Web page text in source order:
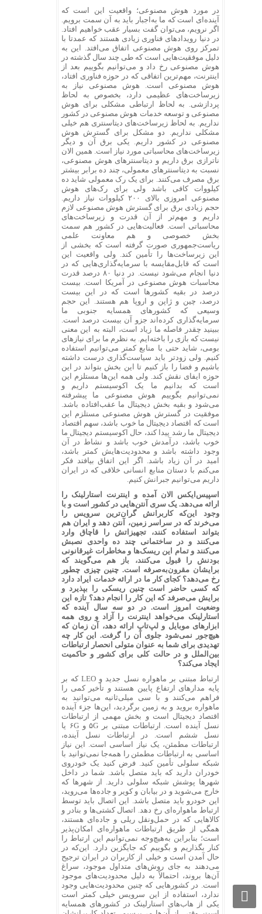
در مورد هوش مصنوعی؛ واقعیت این است که
آینده‌ای است که ما به‌اجبار باید به آن سمت برویم.
اگر نرویم، می‌توان گفت بسیار عقب خواهیم افتاد.
در دنیا رویدادهای فناوری زیادی هستند که عمدتا با
تمرکز روی هوش مصنوعی اتفاق می‌افتد. این به
دلیل موفقیت‌هایی است که طی چند سال گذشته در
هوش مصنوعی رخ داد و می‌توانیم بگوییم بعد از
اینترنت، مهم‌ترین اتفاقی که در حوزه فناوری افتاد،
هوش مصنوعی است. هوش مصنوعی نیاز به
زیرساخت‌های عظیمی دارد، بخصوص به لحاظ
پردازشی. به لحاظ ارتباطی مشکلی برای هوش
مصنوعی و توسعه خدمات هوش مصنوعی در کشور
نداریم. به لحاظ زیرساخت‌های دیتاسنتری هم خیلی
مشکلی نداریم. دو مشکل برای گسترش هوش
مصنوعی در کشور داریم. یکی برق آن و دیگر
زیرساخت‌های محاسباتی مورد نیاز است. همین الان
ناترازی برق داریم و دیتاسنترهای هوش مصنوعی،
نسبت به دیتاسنترهای معمولی، چند ده برابر بیشتر
برق مصرف می‌کنند. برای یک رک معمولی شاید ده
کیلووات کافی باشد ولی برای رک‌های هوش
مصنوعی امروزی بالای ۲۰۰ کیلووات نیاز داریم.
حجم زیادی برق برای گسترش هوش مصنوعی لازم
داریم و مهم‌تر از آن قدرت و زیرساخت‌های
محاسباتی است. فعالیت‌هایی در کشور هم سمت
بخش خصوصی و هم معاونت علمی
ریاست‌جمهوری صورت گرفته است که بخشی از
این زیرساخت‌ها را تأمین کند. ولی واقعیت این
است که قابل‌مقایسه با سرمایه‌گذاری‌هایی که در
دنیا انجام می‌شود نیست. در دنیا ۸۰ درصد قدرت
محاسبات هوش مصنوعی در آمریکا است. بیست
درصد در بقیه کشورها است که در این بیست
درصد، چین و ژاپن و اروپا هم هستند. این حجم
وسیعی که کشورهای همسایه جنوبی ما
سرمایه‌گذاری کرده‌اند جزو آن بیست درصد است.
ببینید چقدر فاصله ما زیاد است، البته به این معنی
نیست که بازی را باخته‌ایم. به نظرم ما برای نیازهای
بومی، شاید حتی با منابع کمتر می‌توانیم استفاده
کنیم. ولی زودتر باید سیاست‌گذاری درست داشته
باشیم و فضا را باز کنیم تا این بخش بتواند در این
حوزه ایفای نقش کند. ولی همه این‌ها مستلزم این
است که بدانیم ما یک اکوسیستم داریم و
نمی‌توانیم بگوییم هوش مصنوعی ما پیشرفته
می‌شود و بقیه بخش دیجیتال ما عقب‌افتاده باشد.
موفقیت در گسترش هوش مصنوعی مستلزم این
است که اقتصاد دیجیتال ما خوب باشد، سهم اقتصاد
دیجیتال ما رشد پیدا کند، حال اکوسیستم دیجیتال ما
خوب باشد، درآمدش خوب باشد و نشاط در آن
وجود داشته باشد و محدودیت‌هایش کمتر باشد،
امید در آن زیاد باشد. اگر این اتفاق بیافتد فکر
می‌کنم با دستان منابع انسانی خلاقی که در ایران
داریم می‌توانیم جبرانش کنیم.
اسپیس‌ایکس الان آمده و اینترنت استارلینک را
ارائه می‌دهد. یک سری آنتن‌هایی در کشور است و با
وجود این‌که کاربرانش گران‌ترین سرویس را
می‌خرند که در سراسر زمین، آنتن دهد و ایران هم
بتواند استفاده کنند، تجهیزاتش را قاچاق وارد
می‌کنند و در ساختمانی چند ده واحدی نصبش
می‌کنند و تمام این ریسک‌ها و مخاطرات غیرقانونی
بودنش را قبول می‌کنند، باز هم می‌گویند که
برایشان مقرون‌به‌صرفه است. چنین چیزی چطور
رخ می‌دهد؟ کجای کار ما در ارائه خدمات ایراد دارد
که کسی حاضر است چنین ریسکی را بپذیرد و
برایش می‌صرفد که این کار را انجام دهد؟ تازه این
وضعیت امروز است. در دو سه سال آینده که
استارلینک می‌خواهد اینترنت را آزاد و روی همه
ابزارهای موبایل و لپ‌تاپ ارائه دهد، آن زمان که
هیچ‌جور نمی‌شود جلوی آن را گرفت. این کار چه
تهدیدی برای شما به عنوان متولی انحصار ارتباطات
بین‌الملل و در حالت کلی برای کشور و حاکمیت
ایجاد می‌کند؟
ارتباط مبتنی بر ماهواره نسل جدید و LEO که بر
پایه مدارهای ارتفاع پایین هستند و تأخیر کمی را
فراهم می‌کنند و با سی میلی‌ثانیه می‌توانید به
ماهواره بروید و به زمین برگردید، این‌ها جزء آینده
اقتصاد دیجیتال است و بخش مهمی از ارتباطات
نسل آینده است. ارتباطات مبتنی بر ۵G و ۶G یا
نسل ششم است. در ارتباطات نسل آینده،
ارتباطات مطمئن، یک نیاز اساسی است. این نیاز
اساسی به ارتباطات مطمئن را همه‌جا نمی‌توانید با
شبکه سلولی تأمین کنید. فرض کنید یک خودروی
خودران دارید که باید متصل باشد. شما در داخل
شهرها پوشش شبکه سلولی دارید. از شهرها که
خارج می‌شوید و در بیابان و کویر و جاده‌ها می‌روید،
این خودرو باید متصل باشد. این اتصال باید توسط
ارتباط ماهواره‌ای رخ دهد. اتصال کشتی‌ها و بنادر و
کالاهایی که در حمل‌ونقل ریلی و جاده‌ای هستند،
همگی از طریق ارتباطات ماهواره‌ای امکان‌پذیر
است؛ بنابراین به‌هیچ‌وجه نمی‌توانیم این ارتباط را
کنار بگذاریم و بگوییم که جایگزین دارد. این‌که در
حال آمدن است و خیلی از کاربران در ایران ترجیح
می‌دهند به جای روش‌های متداول موجود، سراغ
آن‌ها بروند، احتمالاً به دلیل محدودیت‌های موجود
است. در کشورهایی که چنین محدودیت‌هایی وجود
ندارد، استفاده از این سرویس خیلی کمتر است
یکی از هاب‌های استارلینک در کشورهای همسایه